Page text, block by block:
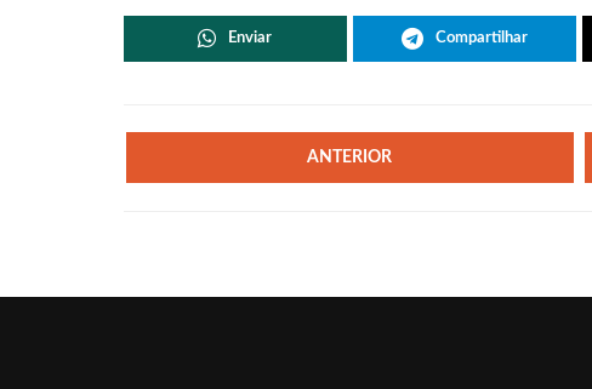
Enviar Compartilhar
ANTERIOR